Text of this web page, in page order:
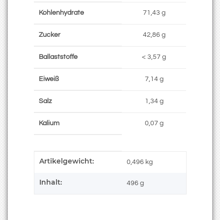
Kohlenhydrate 71,43 g
Zucker 42,86 g
Ballaststoffe < 3,57 g
Eiweiß 7,14 g
Salz 1,34 g
Kalium 0,07 g
Produkteigenschaft
Wert
Artikelgewicht: 0,496 kg
Inhalt: 496 g